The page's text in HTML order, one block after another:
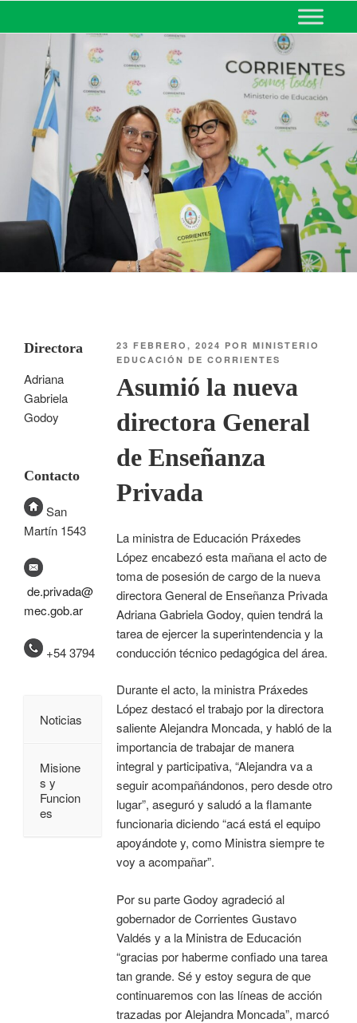
MINISTERIO DE EDUCACIÓN
DE CORRIENTES
23 FEBRERO, 2024 PORMINISTERIO
EDUCACIÓN DE CORRIENTES
Asumió la nueva
directora General
de Enseñanza
Privada
La ministra de Educación Práxedes
López encabezó esta mañana el acto de
toma de posesión de cargo de la nueva
directora General de Enseñanza Privada
Adriana Gabriela Godoy, quien tendrá la
tarea de ejercer la superintendencia y la
conducción técnico pedagógica del área.
Durante el acto, la ministra Práxedes
López destacó el trabajo por la directora
saliente Alejandra Moncada, y habló de la
importancia de trabajar de manera
integral y participativa, “Alejandra va a
seguir acompañándonos, pero desde otro
lugar”, aseguró y saludó a la flamante
funcionaria diciendo “acá está el equipo
apoyándote y, como Ministra siempre te
voy a acompañar”.
Por su parte Godoy agradeció al
gobernador de Corrientes Gustavo
Valdés y a la Ministra de Educación
“gracias por haberme confiado una tarea
tan grande. Sé y estoy segura de que
continuaremos con las líneas de acción
trazadas por Alejandra Moncada”, marcó
Directora
Adriana
Gabriela
Godoy
Contacto
San
Martín 1543
de.privada@
mec.gob.ar
+54 3794
Noticias
Misione
s y
Funcion
es